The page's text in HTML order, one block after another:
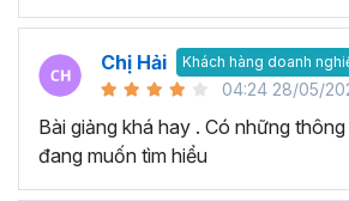
Chị Hải Khách hàng doanh
04:24 28/05/
Bài giảng khá hay . Có những
đang muốn tìm hiểu